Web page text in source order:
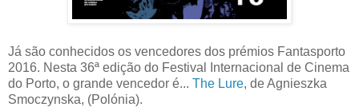
Já são conhecidos os vencedores dos prémios Fantasporto
2016. Nesta 36ª edição do Festival Internacional de Cinema
do Porto, o grande vencedor é... The Lure, de Agnieszka
Smoczynska, (Polónia).